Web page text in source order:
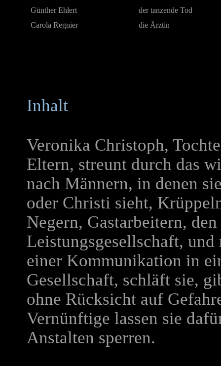
Günther Ehlert
der tanzende Tod
Carola Regnier
die Ärztin
Inhalt
Veronika Christoph,
Eltern, streunt durch das
nach Männern, in denen
oder Christi sieht,
Negern, Gastarbeitern,
Leistungsgesellschaft,
einer Kommunikation in
Gesellschaft, schläft sie,
ohne Rücksicht auf
Vernünftige lassen sie
Anstalten sperren.